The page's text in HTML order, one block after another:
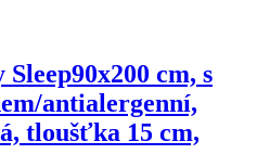
Sleep90x200 cm, s
antialergenní,
tloušťka 15 cm,